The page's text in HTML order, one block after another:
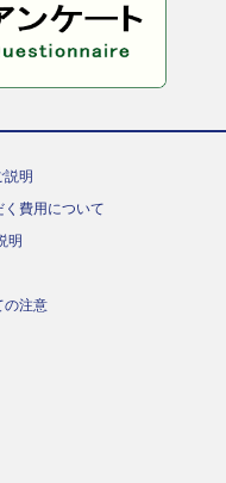
明
費用について
明
の注意